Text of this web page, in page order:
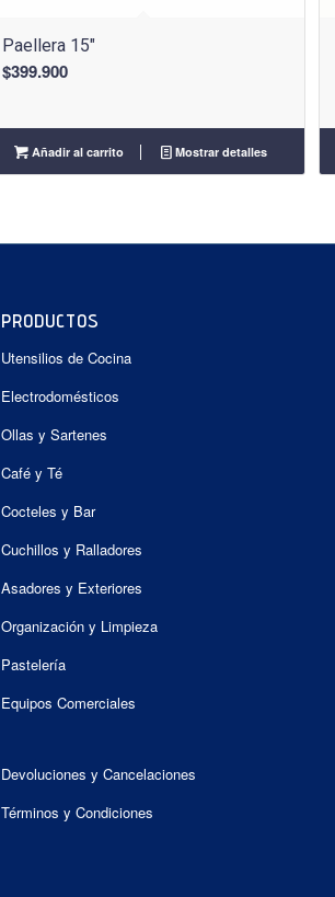
Paellera 15″
$399.900
Añadir al carrito Mostrar detalles
PRODUCTOS
Utensilios de Cocina
Electrodomésticos
Ollas y Sartenes
Café y Té
Cocteles y Bar
Cuchillos y Ralladores
Asadores y Exteriores
Organización y Limpieza
Pastelería
Equipos Comerciales
Devoluciones y Cancelaciones
Términos y Condiciones